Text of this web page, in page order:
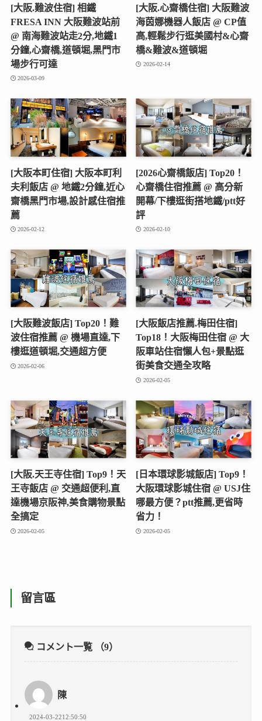
[大阪.難波住宿] 相鐵
FRESA INN 大阪難波站前
@ 南海難波站走2分,地鐵1
分鐘,心齋橋,道頓堀,黑門市
場步行可達
2026-03-09
[大阪.心齋橋住宿] 大阪難波
海茵娜機器人飯店 @ CP值
高,輕鬆步行逛美國村&心齋
橋&難波&道頓堀
2026-02-14
[大阪本町住宿] 大阪本町利
夫利飯店 @ 地鐵2分鐘,近心
齋橋黑門市場,設計感住宿推
薦
2026-02-12
[2026心齋橋飯店] Top20！
心齋橋住宿推薦 @ 高分新
開幕/下樓逛街搭地鐵/ptt好
評
2026-02-10
[大阪難波飯店] Top20！難
波住宿推薦 @ 機場直達,下
樓逛道頓堀,交通超方便
2026-02-06
[大阪飯店推薦.梅田住宿]
Top18！大阪梅田住宿 @ 大
阪車站住宿懶人包+景點逛
街美食交通全攻略
2026-02-05
[大阪.天王寺住宿] Top9！天
王寺飯店 @ 交通超便利,直
達機場京阪神,美食購物景點
全搞定
2026-02-05
[日本環球影城飯店] Top9！
大阪環球影城住宿 @ USJ住
哪最方便？ptt推薦,更省時
省力！
2026-02-05
留言區
コメント一覧 （9）
陳
2024-03-2212:50:50